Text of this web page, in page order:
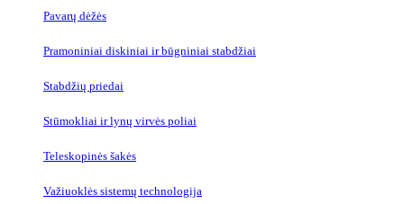
Pavarų dėžės
Pramoniniai diskiniai ir būgniniai stabdžiai
Stabdžių priedai
Stūmokliai ir lynų virvės poliai
Teleskopinės šakės
Važiuoklės sistemų technologija